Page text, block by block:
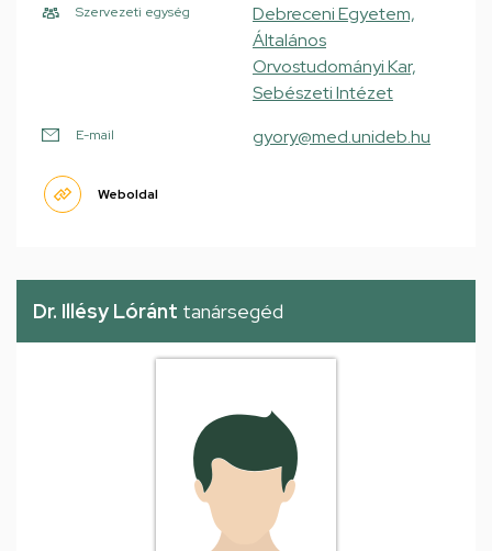
Szervezeti egység
Debreceni Egyetem,
Általános
Orvostudományi Kar,
Sebészeti Intézet
E-mail gyory@med.unideb.hu
Weboldal
Dr. Illésy Lóránt tanársegéd